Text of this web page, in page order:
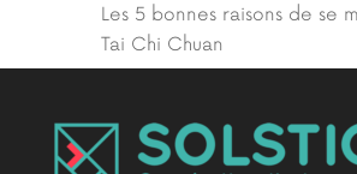
Les 5 bonnes raisons de se
Tai Chi Chuan